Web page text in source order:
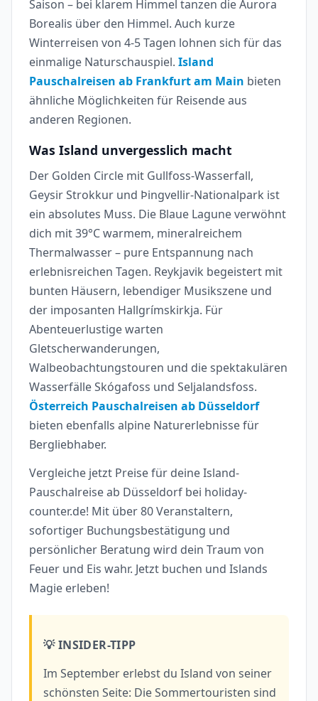
Saison – bei klarem Himmel tanzen die Aurora
Borealis über den Himmel. Auch kurze
Winterreisen von 4-5 Tagen lohnen sich für das
einmalige Naturschauspiel. Island
Pauschalreisen ab Frankfurt am Main bieten
ähnliche Möglichkeiten für Reisende aus
anderen Regionen.
Was Island unvergesslich macht
Der Golden Circle mit Gullfoss-Wasserfall,
Geysir Strokkur und Þingvellir-Nationalpark ist
ein absolutes Muss. Die Blaue Lagune verwöhnt
dich mit 39°C warmem, mineralreichem
Thermalwasser – pure Entspannung nach
erlebnisreichen Tagen. Reykjavik begeistert mit
bunten Häusern, lebendiger Musikszene und
der imposanten Hallgrímskirkja. Für
Abenteuerlustige warten
Gletscherwanderungen,
Walbeobachtungstouren und die spektakulären
Wasserfälle Skógafoss und Seljalandsfoss.
Österreich Pauschalreisen ab Düsseldorf
bieten ebenfalls alpine Naturerlebnisse für
Bergliebhaber.
Vergleiche jetzt Preise für deine Island-
Pauschalreise ab Düsseldorf bei holiday-
counter.de! Mit über 80 Veranstaltern,
sofortiger Buchungsbestätigung und
persönlicher Beratung wird dein Traum von
Feuer und Eis wahr. Jetzt buchen und Islands
Magie erleben!
💡 INSIDER-TIPP
Im September erlebst du Island von seiner
schönsten Seite: Die Sommertouristen sind